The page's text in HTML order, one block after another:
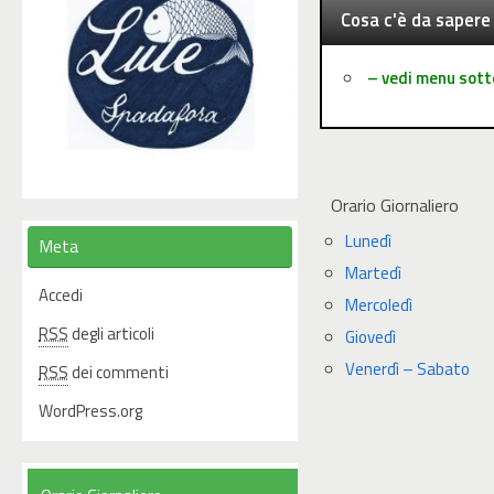
Cosa c'è da
– vedi menu
Orario Giornaliero
Lunedì
Martedì
Mercoledì
Giovedì
Venerdì – Sabato
Meta
Accedi
RSSdegli articoli
RSSdei commenti
WordPress.org